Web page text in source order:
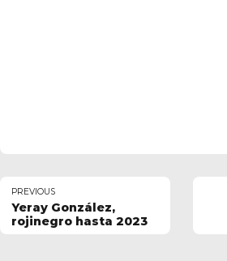
PREVIOUS
Yeray González,
rojinegro hasta 2023